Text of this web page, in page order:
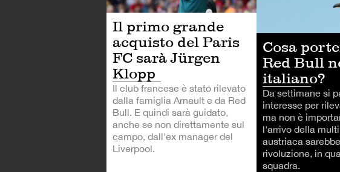
Il primo grande
acquisto del Paris
FC sarà Jürgen
Klopp
Il club francese è stato rilevato
dalla famiglia Arnault e da Red
Bull. E quindi sarà guidato,
anche se non direttamente sul
campo, dall'ex manager del
Liverpool.
Cosa
Red Bull
italiano?
Da settimane si
interesse per
ma non è
l'arrivo della
austriaca
rivoluzione, in
squadra.